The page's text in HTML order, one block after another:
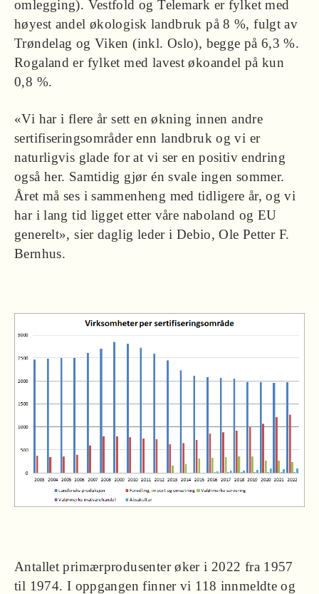
omlegging). Vestfold og Telemark er fylket med
høyest andel økologisk landbruk på 8 %, fulgt av
Trøndelag og Viken (inkl. Oslo), begge på 6,3 %.
Rogaland er fylket med lavest økoandel på kun
0,8 %.
«Vi har i flere år sett en økning innen andre
sertifiseringsområder enn landbruk og vi er
naturligvis glade for at vi ser en positiv endring
også her. Samtidig gjør én svale ingen sommer.
Året må ses i sammenheng med tidligere år, og vi
har i lang tid ligget etter våre naboland og EU
generelt», sier daglig leder i Debio, Ole Petter F.
Bernhus.
Antallet primærprodusenter øker i 2022 fra 1957
til 1974. I oppgangen finner vi 118 innmeldte og